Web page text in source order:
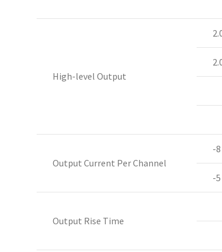
High-level Output
Output Current Per Channel
-8
-5
Output Rise Time